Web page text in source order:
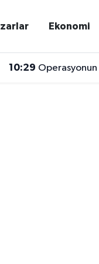
Ekonomi
10:29 Operasyonun